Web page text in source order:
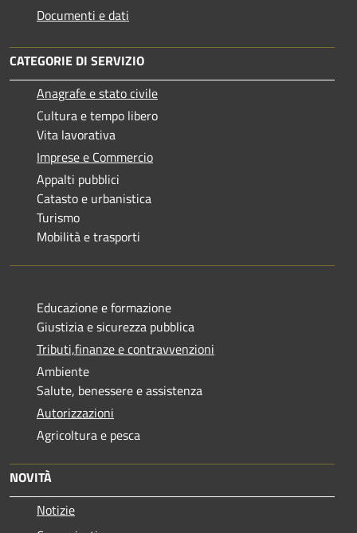
Documenti e dati
CATEGORIE DI SERVIZIO
Anagrafe e stato civile
Cultura e tempo libero
Vita lavorativa
Imprese e Commercio
Appalti pubblici
Catasto e urbanistica
Turismo
Mobilità e trasporti
Educazione e formazione
Giustizia e sicurezza pubblica
Tributi,finanze e contravvenzioni
Ambiente
Salute, benessere e assistenza
Autorizzazioni
Agricoltura e pesca
NOVITÀ
Notizie